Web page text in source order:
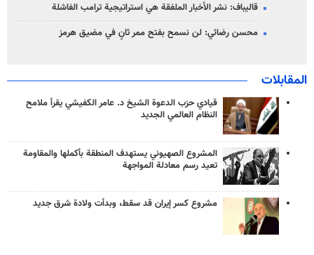
قاليباف: نشر الأخبار الملفقة هي استراتيجية ترامب الفاشلة
محسن رضائي: لن نسمح بفتح ممر ثانٍ في مضيق هرمز
المقابلات
قيادي حزب الدعوة الشيخ د. عامر الكفيشي يقرأ ملامح
النظام العالمي الجديد
المشروع الصهيوني يستهدف المنطقة بأكملها والمقاومة
تعيد رسم معادلة المواجهة
مشروع كسر إيران قد سقط، وبدأت ولادة شرق جديد